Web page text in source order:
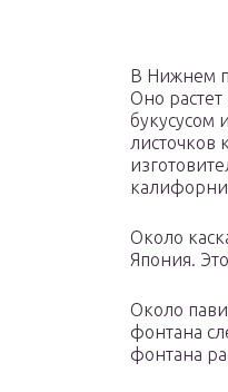
В Нижнем
Оно
букусусом
листочков
Около
Япония.
Около
фонтана
фонтана